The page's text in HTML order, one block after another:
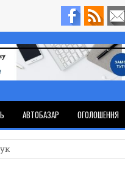
АВТОБАЗАР ОГОЛОШЕННЯ